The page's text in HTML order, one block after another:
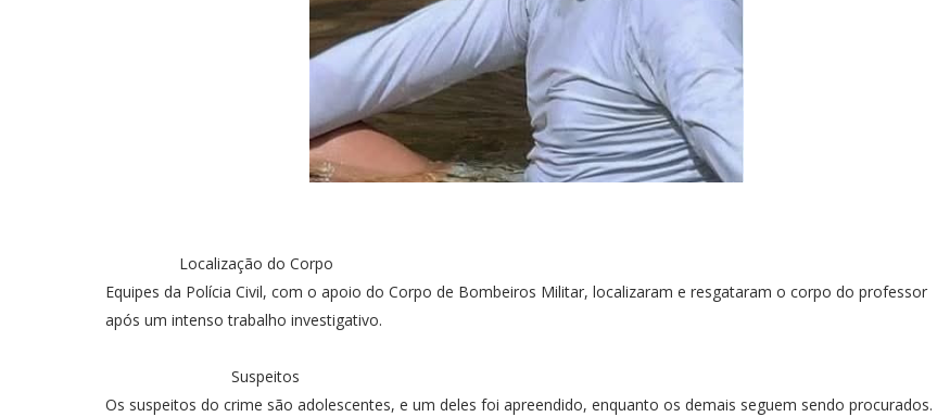
Localização do Corpo
Equipes da Polícia Civil, com o apoio do Corpo de Bombeiros Militar, localizaram e resgataram o corpo do professor
após um intenso trabalho investigativo.
Suspeitos
Os suspeitos do crime são adolescentes, e um deles foi apreendido, enquanto os demais seguem sendo procurados.